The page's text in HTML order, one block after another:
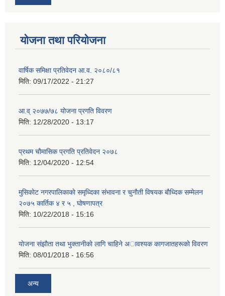
योजना तथा परियोजना
वार्षिक समिक्षा प्रतिवेदन आ.व. २०८०/८१
मिति: 09/17/2022 - 21:27
आ.व् २०७७/७८ योजना प्रगति विवरण
मिति: 12/28/2020 - 13:17
प्रथम चाैमासिक प्रगति प्रतिवेदन २०७८
मिति: 12/04/2020 - 12:54
मुसिकाेट नगरपालिकाकाे समृध्दिका संभावना र चुनाैती विषयक बाैध्दिक सम्मेलन
२०७५ कार्तिक ४ र ५ , घाेषणापत्र
मिति: 10/22/2018 - 15:16
याेजना संझाैता तथा भुक्तानीकाे लागि चाहिने अावश्यक कागजातहरूकाे विवरण
मिति: 08/01/2018 - 16:56
अन्य